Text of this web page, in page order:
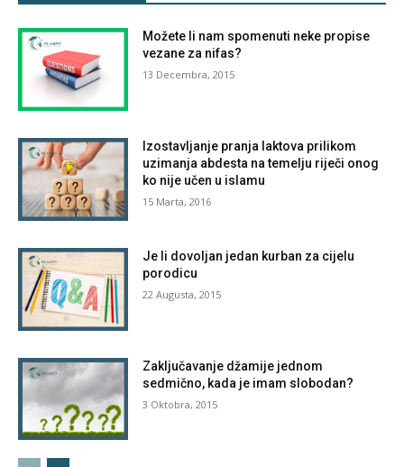
Možete li nam spomenuti neke propise
vezane za nifas?
13 Decembra, 2015
Izostavljanje pranja laktova prilikom
uzimanja abdesta na temelju riječi onog
ko nije učen u islamu
15 Marta, 2016
Je li dovoljan jedan kurban za cijelu
porodicu
22 Augusta, 2015
Zaključavanje džamije jednom
sedmično, kada je imam slobodan?
3 Oktobra, 2015